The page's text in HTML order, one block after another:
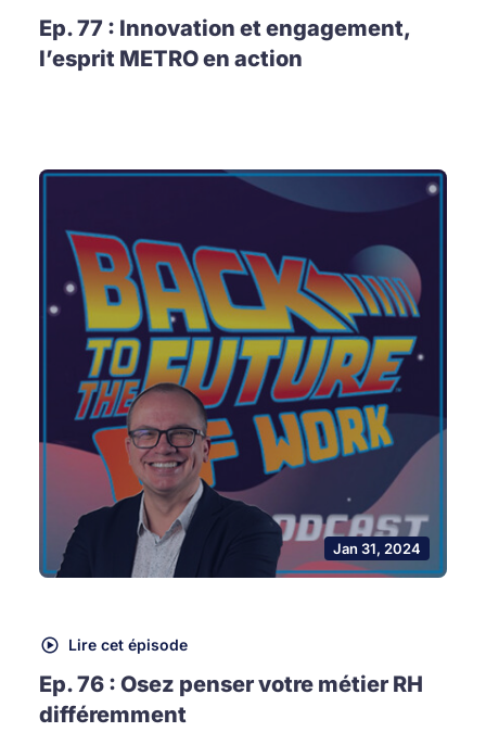
Ep. 77 : Innovation et engagement,
l’esprit METRO en action
Jan 31, 2024
Lire cet épisode
Ep. 76 : Osez penser votre métier RH
différemment